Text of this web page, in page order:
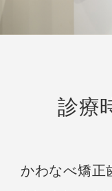
診療
かわなべ矯正